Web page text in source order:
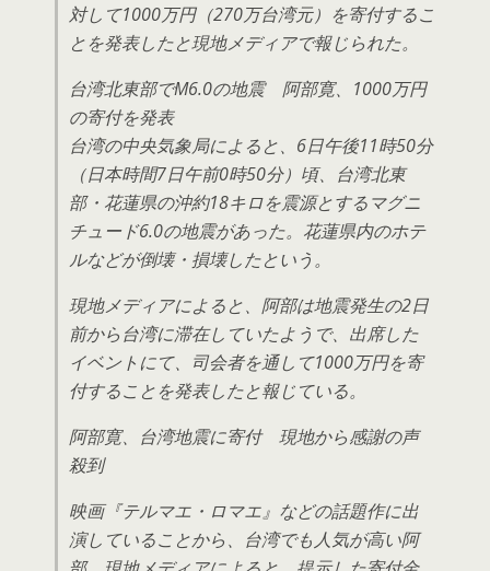
対して1000万円（270万台湾元）を寄付するこ
とを発表したと現地メディアで報じられた。
台湾北東部でM6.0の地震 阿部寛、1000万円
の寄付を発表
台湾の中央気象局によると、6日午後11時50分
（日本時間7日午前0時50分）頃、台湾北東
部・花蓮県の沖約18キロを震源とするマグニ
チュード6.0の地震があった。花蓮県内のホテ
ルなどが倒壊・損壊したという。
現地メディアによると、阿部は地震発生の2日
前から台湾に滞在していたようで、出席した
イベントにて、司会者を通して1000万円を寄
付することを発表したと報じている。
阿部寛、台湾地震に寄付 現地から感謝の声
殺到
映画『テルマエ・ロマエ』などの話題作に出
演していることから、台湾でも人気が高い阿